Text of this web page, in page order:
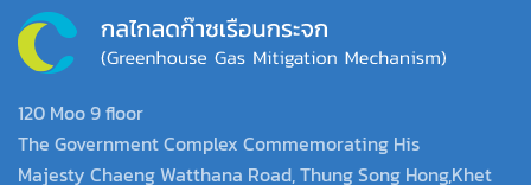
120 Moo 9 floor
The Government Complex Commemorating His
Majesty Chaeng Watthana Road, Thung Song Hong,Khet